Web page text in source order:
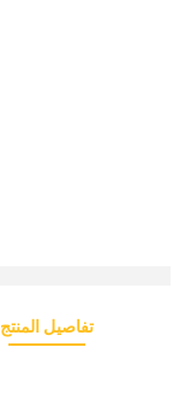
تفاصيل المنتج